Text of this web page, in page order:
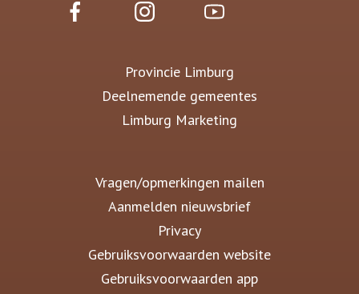
Provincie Limburg
Deelnemende gemeentes
Limburg Marketing
Vragen/opmerkingen mailen
Aanmelden nieuwsbrief
Privacy
Gebruiksvoorwaarden website
Gebruiksvoorwaarden app